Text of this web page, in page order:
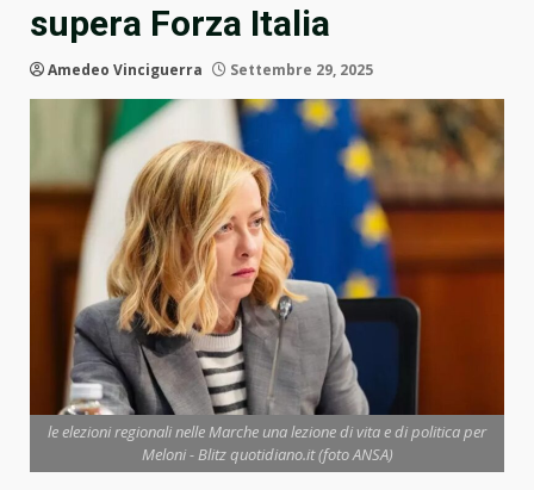
supera Forza Italia
Amedeo Vinciguerra Settembre 29, 2025
le elezioni regionali nelle Marche una lezione di vita e di politica per
Meloni - Blitz quotidiano.it (foto ANSA)